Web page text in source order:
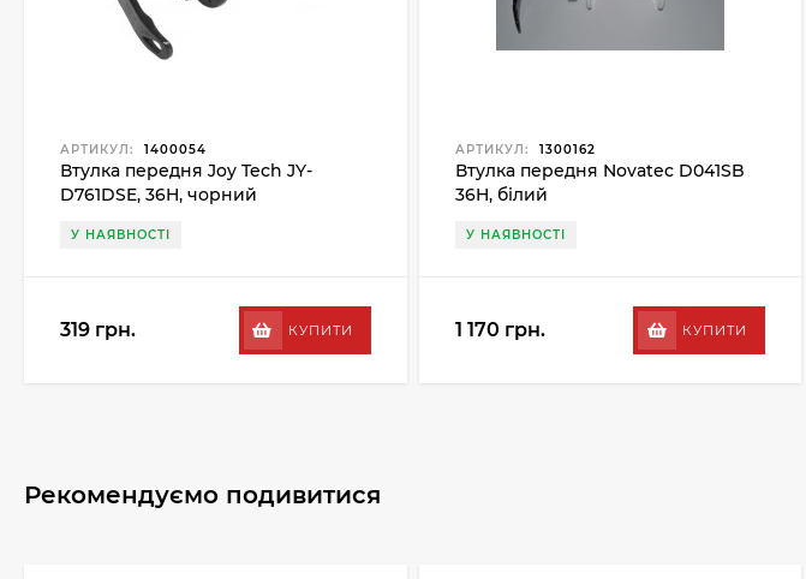
АРТИКУЛ: 1400054
Втулка передня Joy Tech JY-
D761DSE, 36H, чорний
У НАЯВНОСТІ
319 грн. КУПИТИ
АРТИКУЛ: 1300162
Втулка передня Novatec D041SB
36H, білий
У НАЯВНОСТІ
1 170 грн. КУПИТИ
Рекомендуємо подивитися